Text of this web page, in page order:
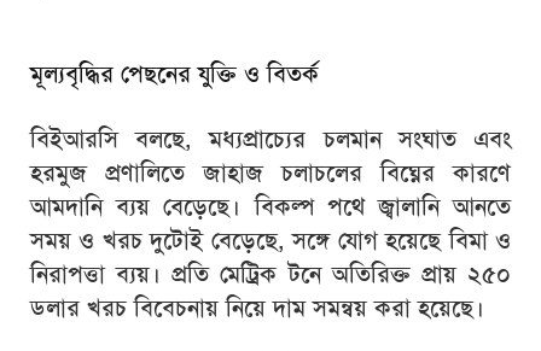
মূল্যবৃদ্ধির পেছনের যুক্তি ও বিতর্ক
বিইআরসি বলছে, মধ্যপ্রাচ্যের চলমান সংঘাত এবং
হরমুজ প্রণালিতে জাহাজ চলাচলের বিঘ্নের কারণে
আমদানি ব্যয় বেড়েছে। বিকল্প পথে জ্বালানি আনতে
সময় ও খরচ দুটোই বেড়েছে, সঙ্গে যোগ হয়েছে বিমা ও
নিরাপত্তা ব্যয়। প্রতি মেট্রিক টনে অতিরিক্ত প্রায় ২৫০
ডলার খরচ বিবেচনায় নিয়ে দাম সমন্বয় করা হয়েছে।